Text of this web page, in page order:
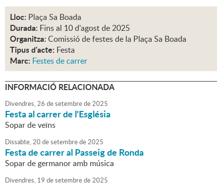
Lloc: Plaça Sa Boada
Durada: Fins al 10 d'agost de 2025
Organitza: Comissió de festes de la Plaça Sa Boada
Tipus d'acte: Festa
Marc: Festes de carrer
INFORMACIÓ RELACIONADA
Divendres,26 desetembrede2025
Festa al carrer de l'Església
Sopar de veïns
Dissabte,20 desetembrede2025
Festa de carrer al Passeig de Ronda
Sopar de germanor amb música
Divendres, 19 desetembrede2025